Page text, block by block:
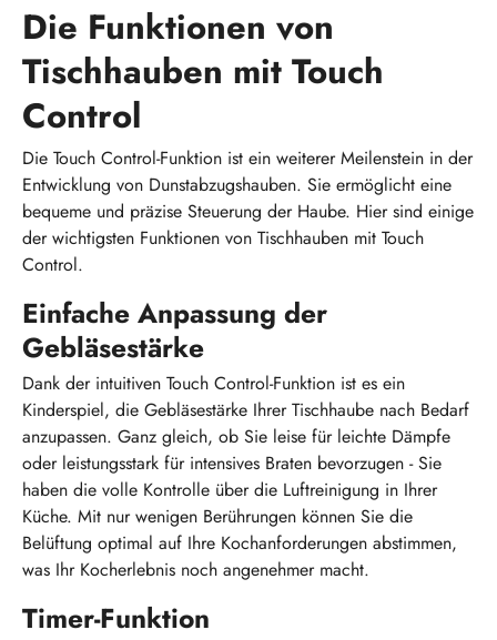
Die Funktionen von
Tischhauben mit Touch
Control
Die Touch Control-Funktion ist ein weiterer Meilenstein in der
Entwicklung von Dunstabzugshauben. Sie ermöglicht eine
bequeme und präzise Steuerung der Haube. Hier sind einige
der wichtigsten Funktionen von Tischhauben mit Touch
Control.
Einfache Anpassung der
Gebläsestärke
Dank der intuitiven Touch Control-Funktion ist es ein
Kinderspiel, die Gebläsestärke Ihrer Tischhaube nach Bedarf
anzupassen. Ganz gleich, ob Sie leise für leichte Dämpfe
oder leistungsstark für intensives Braten bevorzugen - Sie
haben die volle Kontrolle über die Luftreinigung in Ihrer
Küche. Mit nur wenigen Berührungen können Sie die
Belüftung optimal auf Ihre Kochanforderungen abstimmen,
was Ihr Kocherlebnis noch angenehmer macht.
Timer-Funktion